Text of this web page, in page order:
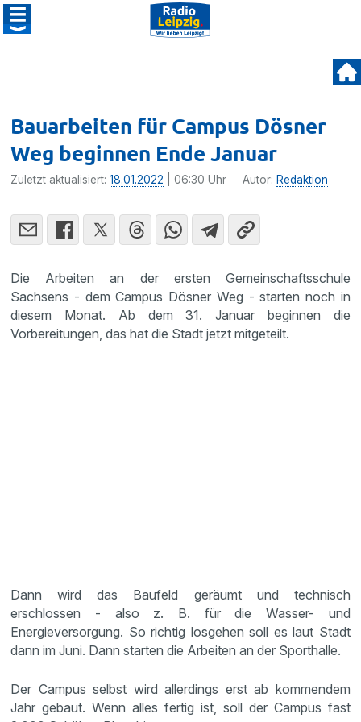
Bauarbeiten für Campus Dösner
Weg beginnen Ende Januar
Zuletzt aktualisiert:18.01.2022 | 06:30 Uhr Autor: Redaktion
Die Arbeiten an der ersten Gemeinschaftsschule
Sachsens - dem Campus Dösner Weg - starten noch in
diesem Monat. Ab dem 31. Januar beginnen die
Vorbereitungen, das hat die Stadt jetzt mitgeteilt.
Dann wird das Baufeld geräumt und technisch
erschlossen - also z. B. für die Wasser- und
Energieversorgung. So richtig losgehen soll es laut Stadt
dann im Juni. Dann starten die Arbeiten an der Sporthalle.
Der Campus selbst wird allerdings erst ab kommendem
Jahr gebaut. Wenn alles fertig ist, soll der Campus fast